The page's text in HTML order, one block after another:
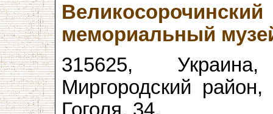
мемориальный
315625,
Миргородский